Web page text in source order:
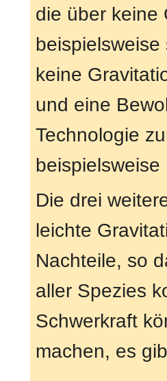
die über keine
keine
und eine
Technologie
beispielsweise
Die drei
leichte
Nachteile, so
aller Spezies
Schwerkraft
machen, es